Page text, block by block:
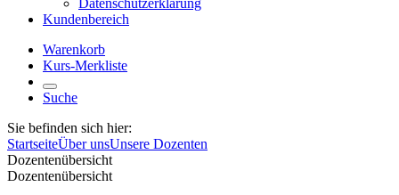
Datenschutzerklärung
Kundenbereich
Warenkorb
Kurs-Merkliste
Suche
Sie befinden sich hier:
StartseiteÜber unsUnsere Dozenten
Dozentenübersicht
Dozentenübersicht